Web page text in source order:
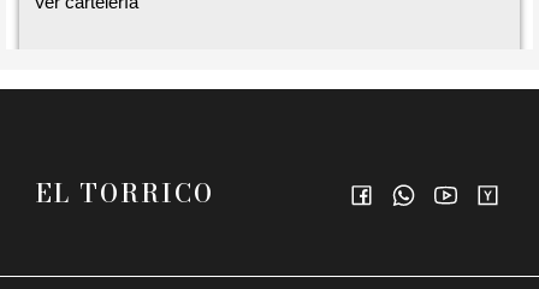
EL TORRICO